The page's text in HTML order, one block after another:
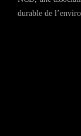
durable de